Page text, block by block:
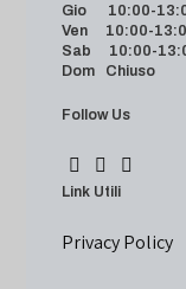
Gio 10:00-
Ven 10:00-
Sab 10:00-
Dom Chiuso
Follow Us
Link Utili
Privacy Policy